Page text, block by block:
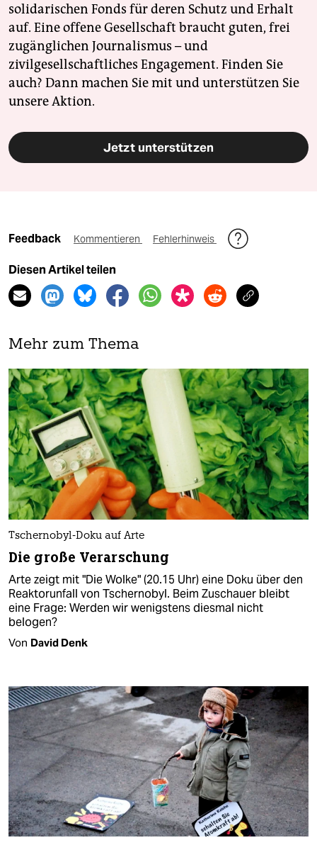
solidarischen Fonds für deren Schutz und Erhalt
auf. Eine offene Gesellschaft braucht guten, frei
zugänglichen Journalismus – und
zivilgesellschaftliches Engagement. Finden Sie
auch? Dann machen Sie mit und unterstützen Sie
unsere Aktion.
Jetzt unterstützen
Feedback Kommentieren Fehlerhinweis
Diesen Artikel teilen
Mehr zum Thema
Tschernobyl-Doku auf Arte
Die große Verarschung
Arte zeigt mit "Die Wolke" (20.15 Uhr) eine Doku über den
Reaktorunfall von Tschernobyl. Beim Zuschauer bleibt
eine Frage: Werden wir wenigstens diesmal nicht
belogen?
Von David Denk